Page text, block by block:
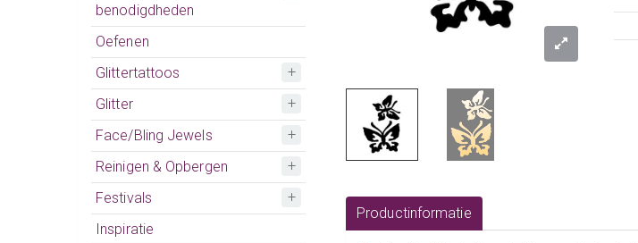
benodigdheden
Oefenen
Glittertattoos
Glitter
Face/Bling Jewels
Reinigen & Opbergen
Festivals
Inspiratie
Productinformatie